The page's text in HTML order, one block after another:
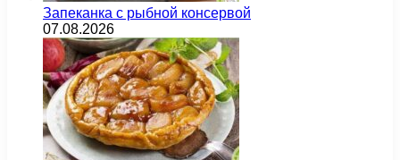
Запеканка с рыбной консервой
07.08.2026